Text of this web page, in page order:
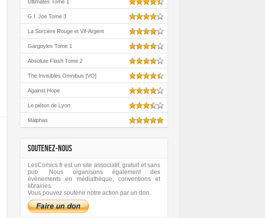
Ultimates Tome 1
G.I. Joe Tome 3
La Sorcière Rouge et Vif-Argent
Gargoyles Tome 1
Absolute Flash Tome 2
The Invisibles Omnibus [VO]
Against Hope
Le piéton de Lyon
Màlphas
SOUTENEZ-NOUS
LesComics.fr est un site associatif, gratuit et sans
pub. Nous organisons également des
événements en médiathèque, conventions et
librairies.
Vous pouvez soutenir notre action par un don.